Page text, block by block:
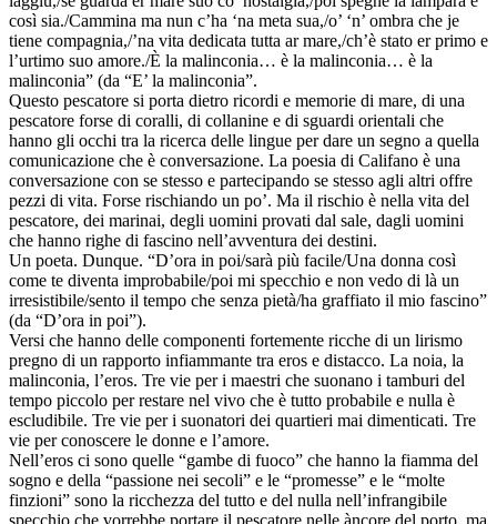
così sia./Cammina ma nun c’ha ‘na meta sua,/o’ ‘n’ ombra che je
tiene compagnia,/’na vita dedicata tutta ar mare,/ch’è stato er primo e
l’urtimo suo amore./È la malinconia… è la malinconia… è la
malinconia” (da “E’ la malinconia”.
Questo pescatore si porta dietro ricordi e memorie di mare, di una
pescatore forse di coralli, di collanine e di sguardi orientali che
hanno gli occhi tra la ricerca delle lingue per dare un segno a quella
comunicazione che è conversazione. La poesia di Califano è una
conversazione con se stesso e partecipando se stesso agli altri offre
pezzi di vita. Forse rischiando un po’. Ma il rischio è nella vita del
pescatore, dei marinai, degli uomini provati dal sale, dagli uomini
che hanno righe di fascino nell’avventura dei destini.
Un poeta. Dunque. “D’ora in poi/sarà più facile/Una donna così
come te diventa improbabile/poi mi specchio e non vedo di là un
irresistibile/sento il tempo che senza pietà/ha graffiato il mio fascino”
(da “D’ora in poi”).
Versi che hanno delle componenti fortemente ricche di un lirismo
pregno di un rapporto infiammante tra eros e distacco. La noia, la
malinconia, l’eros. Tre vie per i maestri che suonano i tamburi del
tempo piccolo per restare nel vivo che è tutto probabile e nulla è
escludibile. Tre vie per i suonatori dei quartieri mai dimenticati. Tre
vie per conoscere le donne e l’amore.
Nell’eros ci sono quelle “gambe di fuoco” che hanno la fiamma del
sogno e della “passione nei secoli” e le “promesse” e le “molte
finzioni” sono la ricchezza del tutto e del nulla nell’infrangibile
specchio che vorrebbe portare il pescatore nelle àncore del porto, ma